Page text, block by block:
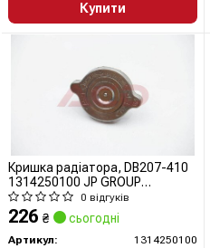
Купити
Кришка радіатора, DB207-410
1314250100 JP GROUP
(QUINTON HAZELL)
0 відгуків
226 ₴ сьогодні
Артикул:
1314250100